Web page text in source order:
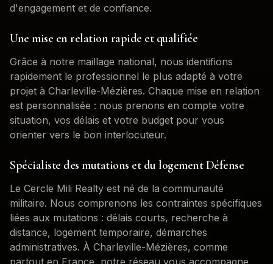
d'engagement et de confiance.
Une mise en relation rapide et qualifiée
Grâce à notre maillage national, nous identifions
rapidement le professionnel le plus adapté à votre
projet à Charleville-Mézières. Chaque mise en relation
est personnalisée : nous prenons en compte votre
situation, vos délais et votre budget pour vous
orienter vers le bon interlocuteur.
Spécialiste des mutations et du logement Défense
Le Cercle Mili Realty est né de la communauté
militaire. Nous comprenons les contraintes spécifiques
liées aux mutations : délais courts, recherche à
distance, logement temporaire, démarches
administratives. À Charleville-Mézières, comme
partout en France, notre réseau vous accompagne